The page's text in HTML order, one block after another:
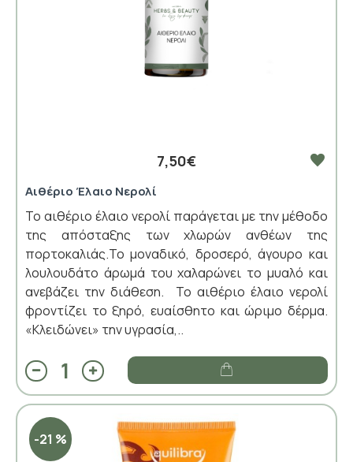
7,50€
Αιθέριο Έλαιο Νερολί
Το αιθέριο έλαιο νερολί παράγεται με την μέθοδο
της απόσταξης των χλωρών ανθέων της
πορτοκαλιάς.Το μοναδικό, δροσερό, άγουρο και
λουλουδάτο άρωμά του χαλαρώνει το μυαλό και
ανεβάζει την διάθεση. Το αιθέριο έλαιο νερολί
φροντίζει το ξηρό, ευαίσθητο και ώριμο δέρμα.
«Κλειδώνει» την υγρασία,..
-21 %